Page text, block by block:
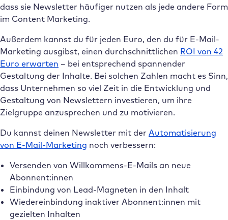
dass sie Newsletter häufiger nutzen als jede andere Form
im Content Marketing.
Außerdem kannst du für jeden Euro, den du für E-Mail-
Marketing ausgibst, einen durchschnittlichen ROI von 42
Euro erwarten – bei entsprechend spannender
Gestaltung der Inhalte. Bei solchen Zahlen macht es Sinn,
dass Unternehmen so viel Zeit in die Entwicklung und
Gestaltung von Newslettern investieren, um ihre
Zielgruppe anzusprechen und zu motivieren.
Du kannst deinen Newsletter mit der Automatisierung
von E-Mail-Marketing noch verbessern:
Versenden von Willkommens-E-Mails an neue
Abonnent:innen
Einbindung von Lead-Magneten in den Inhalt
Wiedereinbindung inaktiver Abonnent:innen mit
gezielten Inhalten